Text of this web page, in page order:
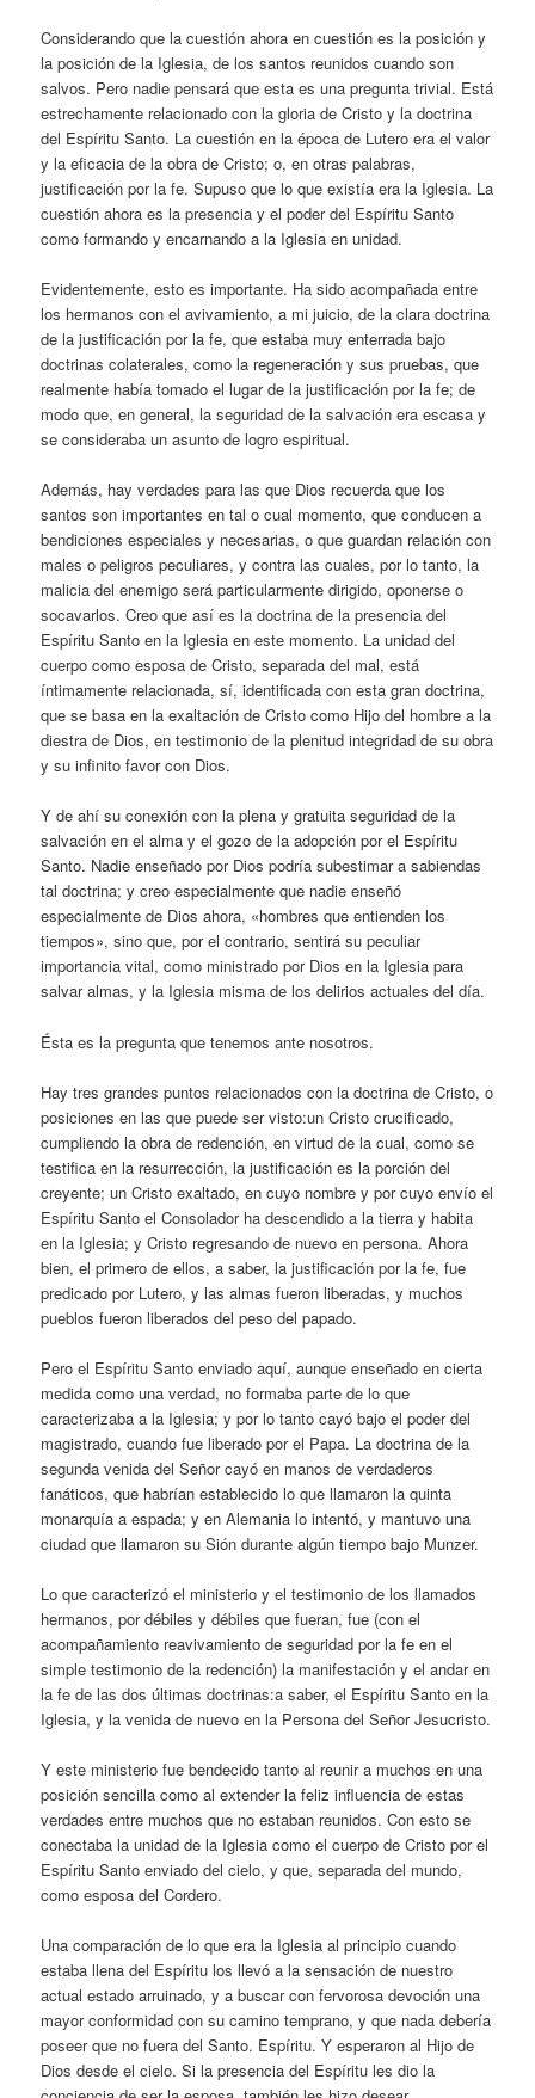
Considerando que la cuestión ahora en cuestión es la posición y
la posición de la Iglesia, de los santos reunidos cuando son
salvos. Pero nadie pensará que esta es una pregunta trivial. Está
estrechamente relacionado con la gloria de Cristo y la doctrina
del Espíritu Santo. La cuestión en la época de Lutero era el valor
y la eficacia de la obra de Cristo; o, en otras palabras,
justificación por la fe. Supuso que lo que existía era la Iglesia. La
cuestión ahora es la presencia y el poder del Espíritu Santo
como formando y encarnando a la Iglesia en unidad.
Evidentemente, esto es importante. Ha sido acompañada entre
los hermanos con el avivamiento, a mi juicio, de la clara doctrina
de la justificación por la fe, que estaba muy enterrada bajo
doctrinas colaterales, como la regeneración y sus pruebas, que
realmente había tomado el lugar de la justificación por la fe; de
modo que, en general, la seguridad de la salvación era escasa y
se consideraba un asunto de logro espiritual.
Además, hay verdades para las que Dios recuerda que los
santos son importantes en tal o cual momento, que conducen a
bendiciones especiales y necesarias, o que guardan relación con
males o peligros peculiares, y contra las cuales, por lo tanto, la
malicia del enemigo será particularmente dirigido, oponerse o
socavarlos. Creo que así es la doctrina de la presencia del
Espíritu Santo en la Iglesia en este momento. La unidad del
cuerpo como esposa de Cristo, separada del mal, está
íntimamente relacionada, sí, identificada con esta gran doctrina,
que se basa en la exaltación de Cristo como Hijo del hombre a la
diestra de Dios, en testimonio de la plenitud integridad de su obra
y su infinito favor con Dios.
Y de ahí su conexión con la plena y gratuita seguridad de la
salvación en el alma y el gozo de la adopción por el Espíritu
Santo. Nadie enseñado por Dios podría subestimar a sabiendas
tal doctrina; y creo especialmente que nadie enseñó
especialmente de Dios ahora, «hombres que entienden los
tiempos», sino que, por el contrario, sentirá su peculiar
importancia vital, como ministrado por Dios en la Iglesia para
salvar almas, y la Iglesia misma de los delirios actuales del día.
Ésta es la pregunta que tenemos ante nosotros.
Hay tres grandes puntos relacionados con la doctrina de Cristo, o
posiciones en las que puede ser visto:un Cristo crucificado,
cumpliendo la obra de redención, en virtud de la cual, como se
testifica en la resurrección, la justificación es la porción del
creyente; un Cristo exaltado, en cuyo nombre y por cuyo envío el
Espíritu Santo el Consolador ha descendido a la tierra y habita
en la Iglesia; y Cristo regresando de nuevo en persona. Ahora
bien, el primero de ellos, a saber, la justificación por la fe, fue
predicado por Lutero, y las almas fueron liberadas, y muchos
pueblos fueron liberados del peso del papado.
Pero el Espíritu Santo enviado aquí, aunque enseñado en cierta
medida como una verdad, no formaba parte de lo que
caracterizaba a la Iglesia; y por lo tanto cayó bajo el poder del
magistrado, cuando fue liberado por el Papa. La doctrina de la
segunda venida del Señor cayó en manos de verdaderos
fanáticos, que habrían establecido lo que llamaron la quinta
monarquía a espada; y en Alemania lo intentó, y mantuvo una
ciudad que llamaron su Sión durante algún tiempo bajo Munzer.
Lo que caracterizó el ministerio y el testimonio de los llamados
hermanos, por débiles y débiles que fueran, fue (con el
acompañamiento reavivamiento de seguridad por la fe en el
simple testimonio de la redención) la manifestación y el andar en
la fe de las dos últimas doctrinas:a saber, el Espíritu Santo en la
Iglesia, y la venida de nuevo en la Persona del Señor Jesucristo.
Y este ministerio fue bendecido tanto al reunir a muchos en una
posición sencilla como al extender la feliz influencia de estas
verdades entre muchos que no estaban reunidos. Con esto se
conectaba la unidad de la Iglesia como el cuerpo de Cristo por el
Espíritu Santo enviado del cielo, y que, separada del mundo,
como esposa del Cordero.
Una comparación de lo que era la Iglesia al principio cuando
estaba llena del Espíritu los llevó a la sensación de nuestro
actual estado arruinado, y a buscar con fervorosa devoción una
mayor conformidad con su camino temprano, y que nada debería
poseer que no fuera del Santo. Espíritu. Y esperaron al Hijo de
Dios desde el cielo. Si la presencia del Espíritu les dio la